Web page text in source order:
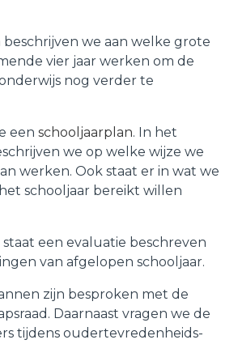
beschrijven we aan welke grote
vier jaar werken om de
nog verder te
een schooljaarplan. In het
we op welke wijze we
werken. Ook staat er in wat we
schooljaar bereikt willen
een evaluatie beschreven
van afgelopen schooljaar.
zijn besproken met de
Daarnaast vragen we de
tijdens oudertevredenheids-